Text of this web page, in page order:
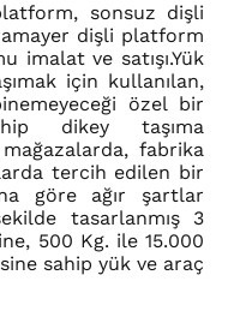
sonsuz dişli
dişli platform
imalat ve satışı.Yük
için kullanılan,
özel bir
dikey taşıma
fabrika
tercih edilen bir
göre ağır şartlar
tasarlanmış 3
500 Kg. ile 15.000
sahip yük ve araç